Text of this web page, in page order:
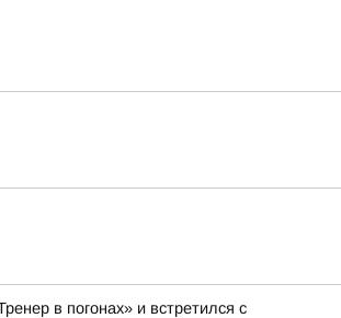
в погонах» и встретился с